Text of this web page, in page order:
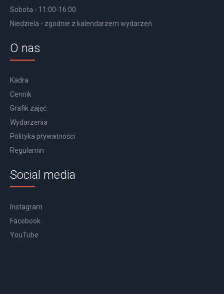
Sobota - 11:00-16:00
Niedziela - zgodnie z kalendarzem wydarzeń
O nas
Kadra
Cennik
Grafik zajęć
Wydarzenia
Polityka prywatności
Regulamin
Social media
Instagram
Facebook
YouTube